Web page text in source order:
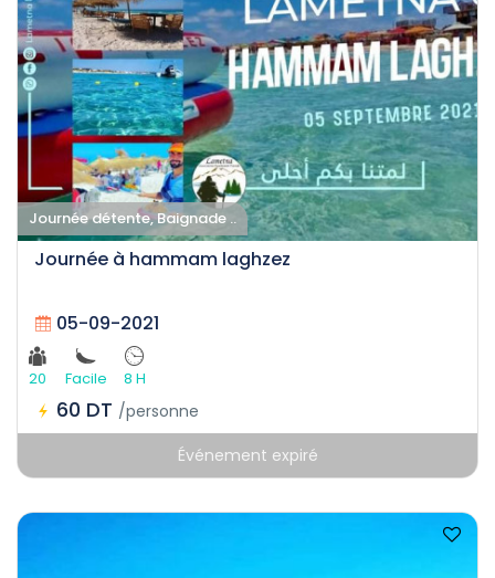
Journée détente, Baignade ..
Journée à hammam laghzez
05-09-2021
20 Facile 8 H
60 DT /personne
Événement expiré